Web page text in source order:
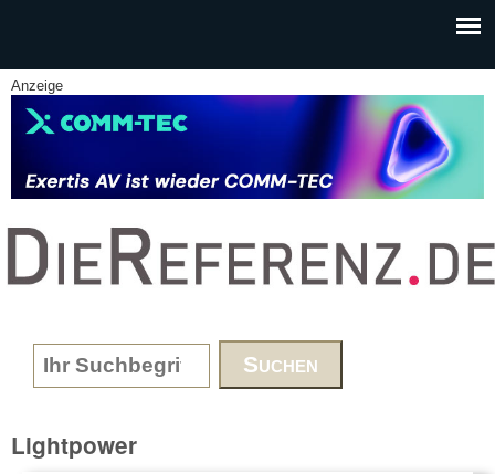
Anzeige
www.DieReferenz.de
Search form
Lightpower